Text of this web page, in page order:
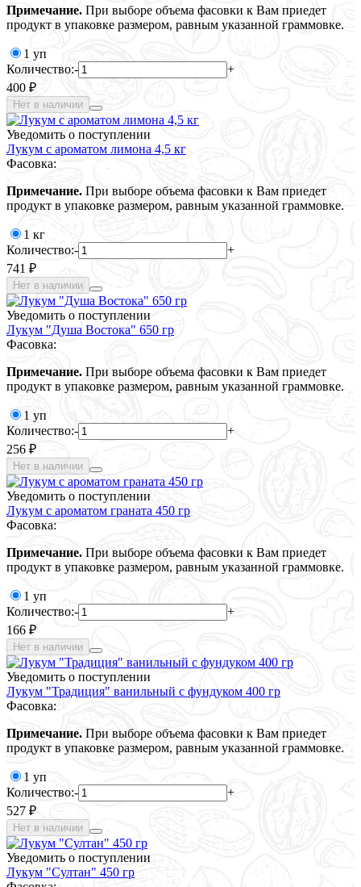
Примечание. При выборе объема фасовки к Вам приедет
продукт в упаковке размером, равным указанной граммовке.
1 уп
Количество:-
+
400 ₽
Нет в наличии
Уведомить о поступлении
Лукум с ароматом лимона 4,5 кг
Фасовка:
Примечание. При выборе объема фасовки к Вам приедет
продукт в упаковке размером, равным указанной граммовке.
1 кг
Количество:-
+
741 ₽
Нет в наличии
Уведомить о поступлении
Лукум "Душа Востока" 650 гр
Фасовка:
Примечание. При выборе объема фасовки к Вам приедет
продукт в упаковке размером, равным указанной граммовке.
1 уп
Количество:-
+
256 ₽
Нет в наличии
Уведомить о поступлении
Лукум с ароматом граната 450 гр
Фасовка:
Примечание. При выборе объема фасовки к Вам приедет
продукт в упаковке размером, равным указанной граммовке.
1 уп
Количество:-
+
166 ₽
Нет в наличии
Уведомить о поступлении
Лукум "Традиция" ванильный с фундуком 400 гр
Фасовка:
Примечание. При выборе объема фасовки к Вам приедет
продукт в упаковке размером, равным указанной граммовке.
1 уп
Количество:-
+
527 ₽
Нет в наличии
Уведомить о поступлении
Лукум "Султан" 450 гр